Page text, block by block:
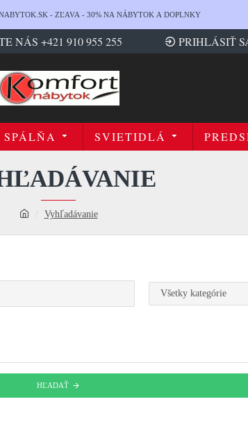
- ZĽAVA - 30% NA NÁBYTOK A DOPLNKY
NÁS +421 910 955 255 PRIHLÁSIŤ
SPÁLŇA SVIETIDLÁ
Vyhľadávanie
HĽADAŤ